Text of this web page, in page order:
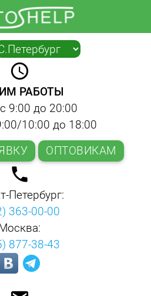
▼
query_builder
РАБОТЫ
9:00 до 20:00
10:00 до 18:00
ОПТОВИКАМ
local_phone
Петербург:
363-00-00
877-38-43